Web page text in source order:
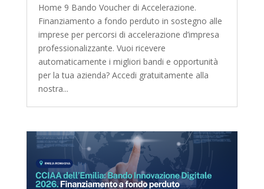
Home 9 Bando Voucher di Accelerazione.
Finanziamento a fondo perduto in sostegno alle
imprese per percorsi di accelerazione d’impresa
professionalizzante. Vuoi ricevere
automaticamente i migliori bandi e opportunità
per la tua azienda? Accedi gratuitamente alla
nostra...